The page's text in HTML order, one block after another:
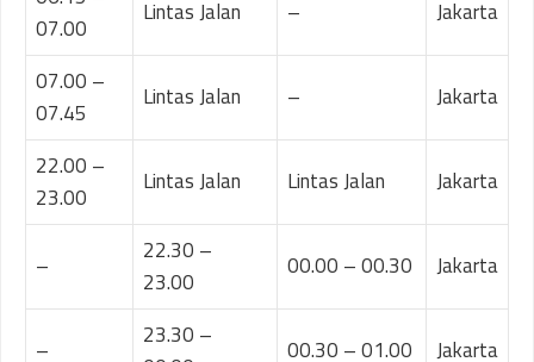
07.00
Lintas Jalan – Jakarta
07.00 –
07.45
Lintas Jalan – Jakarta
22.00 –
23.00
Lintas Jalan Lintas Jalan Jakarta
–
22.30 –
23.00
00.00 – 00.30 Jakarta
–
23.30 –
00.30 – 01.00 Jakarta